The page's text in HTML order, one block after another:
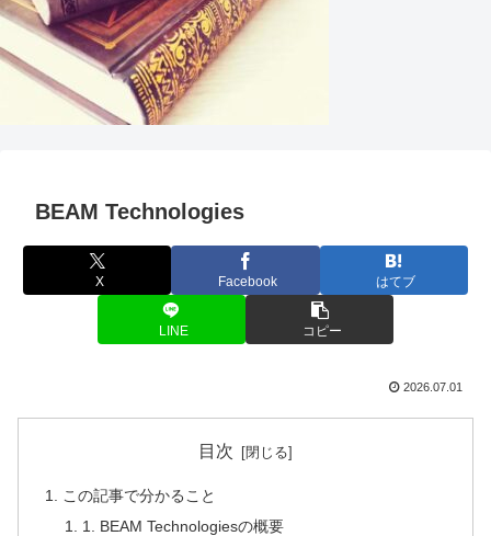
BEAM Technologies
X Facebook はてブ
LINE コピー
2026.07.01
目次
この記事で分かること
1. BEAM Technologiesの概要